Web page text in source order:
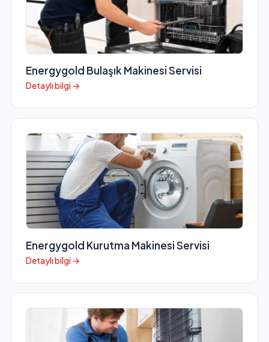
Energygold Bulaşık Makinesi Servisi
Detaylı bilgi →
Energygold Kurutma Makinesi Servisi
Detaylı bilgi →